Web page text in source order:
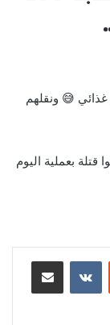
100 جندي بتسمم غذائي 😅 ونقلهم
قتلة بعملية اليوم
مشاركة عبر البريد